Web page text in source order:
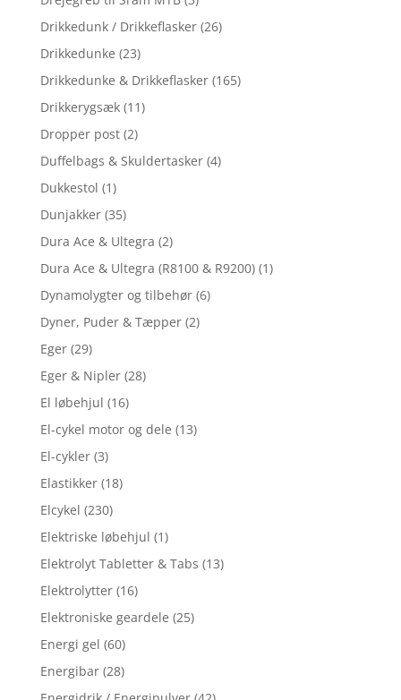
Drikkedunk / Drikkeflasker (26)
Drikkedunke (23)
Drikkedunke & Drikkeflasker (165)
Drikkerygsæk (11)
Dropper post (2)
Duffelbags & Skuldertasker (4)
Dukkestol (1)
Dunjakker (35)
Dura Ace & Ultegra (2)
Dura Ace & Ultegra (R8100 & R9200) (1)
Dynamolygter og tilbehør (6)
Dyner, Puder & Tæpper (2)
Eger (29)
Eger & Nipler (28)
El løbehjul (16)
El-cykel motor og dele (13)
El-cykler (3)
Elastikker (18)
Elcykel (230)
Elektriske løbehjul (1)
Elektrolyt Tabletter & Tabs (13)
Elektrolytter (16)
Elektroniske geardele (25)
Energi gel (60)
Energibar (28)